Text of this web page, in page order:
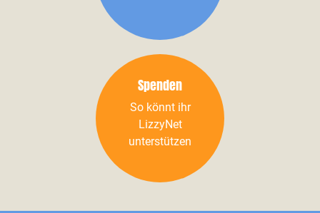
Spenden
So könnt ihr
LizzyNet
unterstützen